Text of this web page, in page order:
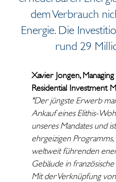
dem Verbrauch
Energie. Die
rund 29
Xavier Jongen,
Residential Investment
"Der jüngste Erwerb
Ankauf eines Elithis-
unseres Mandates und
ehrgeizigen
weltweit führenden
Gebäude in
Mit der Verknüpfung